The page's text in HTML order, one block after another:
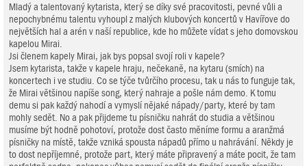
Mladý a talentovaný kytarista, který se díky své pracovitosti, pevné vůli a
nepochybnému talentu vyhoupl z malých klubových koncertů v Havířove do
největších hal a arén v naší republice, kde ho můžete vídat s jeho domovskou
kapelou Mirai.
Jsi členem kapely Mirai, jak bys popsal svojí roli v kapele?
Jsem kytarista, takže v kapele hraju, nečekaně, na kytaru (smích) na
koncertech i ve studiu. Co se týče tvůrčího procesu, tak u nás to funguje tak,
že Mirai většinou napíše song, který nahraje a pošle nám demo. K tomu
demu si pak každý nahodí a vymyslí nějaké nápady/party, které by tam
mohly sedět. No a pak přijdeme tu písničku nahrát do studia a většinou
musíme být hodně pohotoví, protože dost často měníme formu a aranžmá
písničky na místě, takže vzniká spousta nápadů přímo u nahrávání. Někdy je
to dost nepříjemné, protože part, který máte připravený a máte pocit, že tam